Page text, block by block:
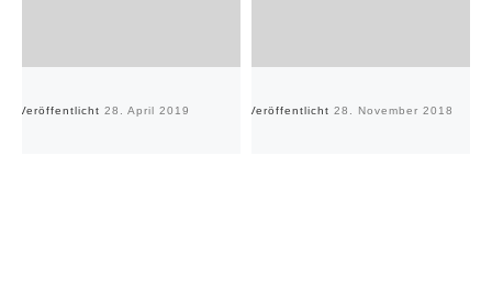
Veröffentlicht 28. April 2019 Veröffentlicht 28. November 2018